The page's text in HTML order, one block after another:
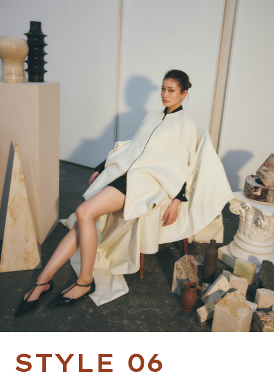
STYLE 06